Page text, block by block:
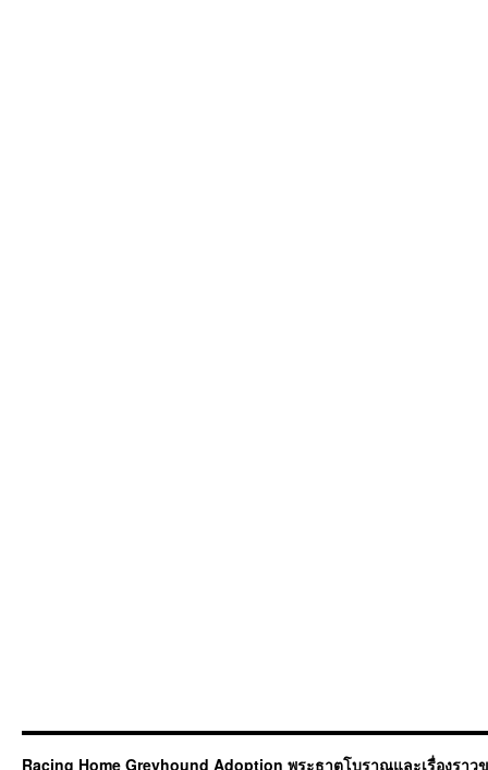
Racing Home Greyhound Adoption พระธาตุโบราณและเรื่องราว